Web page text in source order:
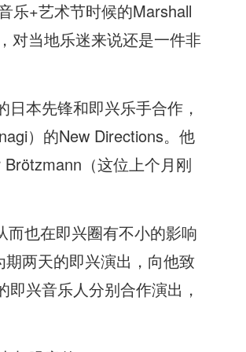
乐+艺术节时候的Marshall
对当地乐迷来说还是一件非
本先锋和即兴乐手合作，
）的New Directions。他
（这位上个月刚
也在即兴圈有不小的影响
两天的即兴演出，向他致
兴音乐人分别合作演出，